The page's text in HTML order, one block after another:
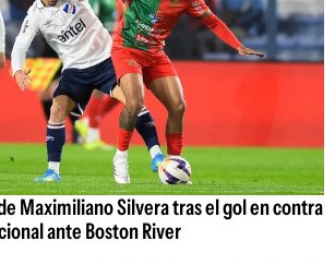
Maximiliano Silvera tras el gol en contra
ante Boston River